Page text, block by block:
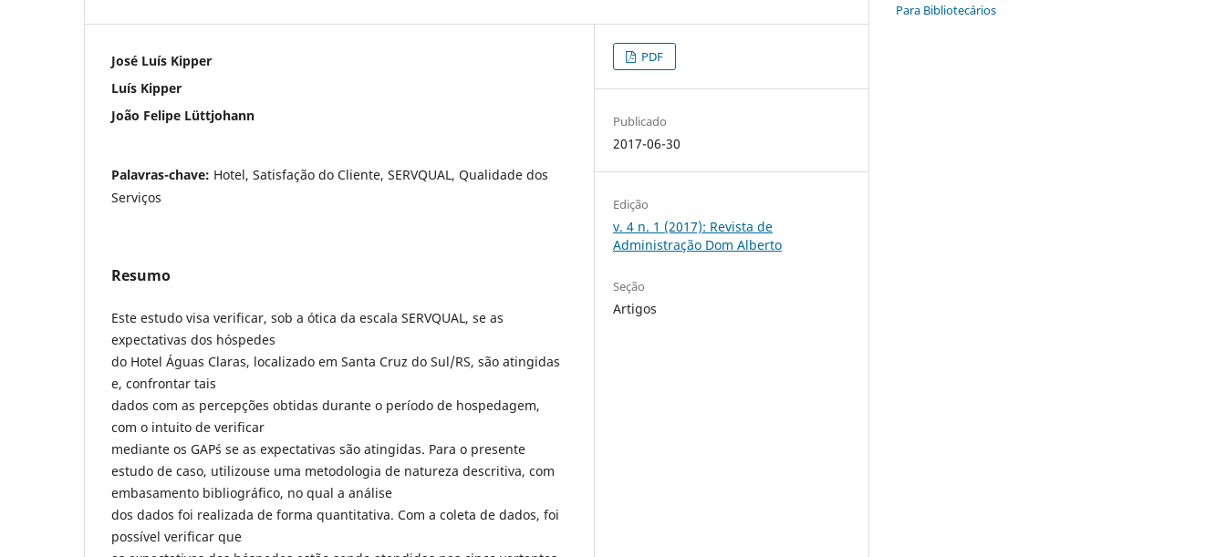
José Luís Kipper
Luís Kipper
João Felipe Lüttjohann
Palavras-chave: Hotel, Satisfação do Cliente, SERVQUAL, Qualidade dos
Serviços
Resumo
Este estudo visa verificar, sob a ótica da escala SERVQUAL, se as
expectativas dos hóspedes
do Hotel Águas Claras, localizado em Santa Cruz do Sul/RS, são atingidas
e, confrontar tais
dados com as percepções obtidas durante o período de hospedagem,
com o intuito de verificar
mediante os GAP´s se as expectativas são atingidas. Para o presente
estudo de caso, utilizouse uma metodologia de natureza descritiva, com
embasamento bibliográfico, no qual a análise
dos dados foi realizada de forma quantitativa. Com a coleta de dados, foi
possível verificar que
PDF
Publicado
2017-06-30
Edição
v. 4 n. 1 (2017): Revista de
Administração Dom Alberto
Seção
Artigos
Para Bibliotecários